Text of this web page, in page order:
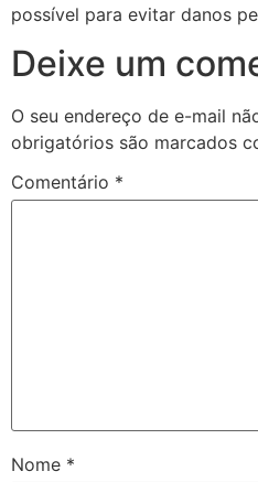
possível para evitar danos
Deixe um
O seu endereço de e-mail
obrigatórios são marcados
Comentário *
Nome *